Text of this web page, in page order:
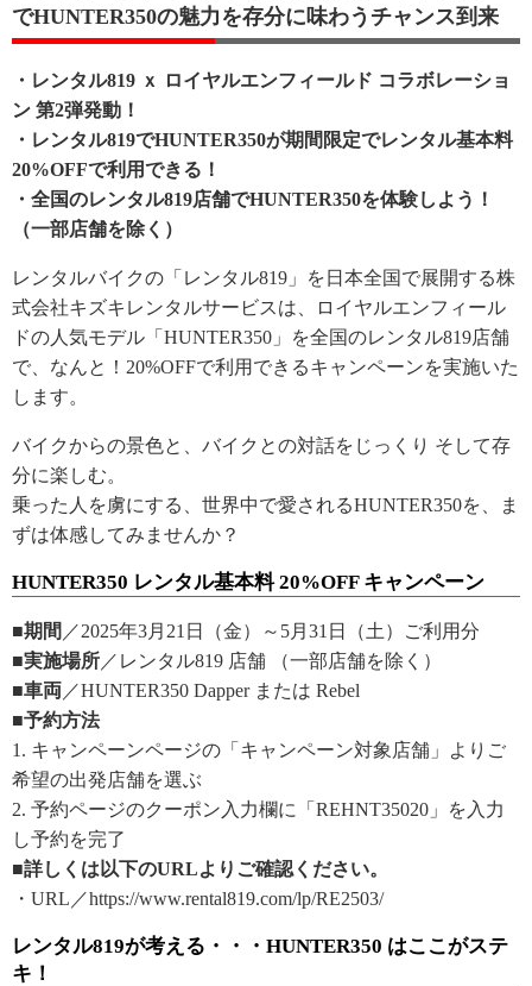
でHUNTER350の魅力を存分に味わうチャンス到来
・レンタル819 ｘ ロイヤルエンフィールド コラボレーショ
ン 第2弾発動！
・レンタル819でHUNTER350が期間限定でレンタル基本料
20%OFFで利用できる！
・全国のレンタル819店舗でHUNTER350を体験しよう！
（一部店舗を除く）
レンタルバイクの「レンタル819」を日本全国で展開する株
式会社キズキレンタルサービスは、ロイヤルエンフィール
ドの人気モデル「HUNTER350」を全国のレンタル819店舗
で、なんと！20%OFFで利用できるキャンペーンを実施いた
します。
バイクからの景色と、バイクとの対話をじっくり そして存
分に楽しむ。
乗った人を虜にする、世界中で愛されるHUNTER350を、ま
ずは体感してみませんか？
HUNTER350 レンタル基本料 20%OFF キャンペーン
■期間 ／2025年3月21日（金）～5月31日（土）ご利用分
■実施場所 ／レンタル819 店舗 （一部店舗を除く）
■車両 ／HUNTER350 Dapper または Rebel
■予約方法
1. キャンペーンページの「キャンペーン対象店舗」よりご
希望の出発店舗を選ぶ
2. 予約ページのクーポン入力欄に「REHNT35020」を入力
し予約を完了
■詳しくは以下のURLよりご確認ください。
・URL／https://www.rental819.com/lp/RE2503/
レンタル819が考える・・・HUNTER350 はここがステ
キ！